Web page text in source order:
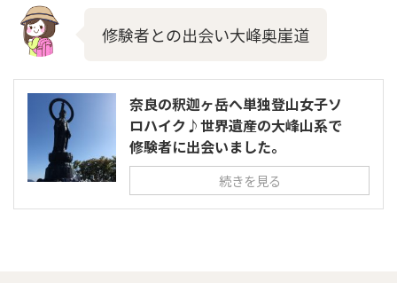
修験者との出会い大峰奥崖道
奈良の釈迦ヶ岳へ単独登山女子ソ
ロハイク♪世界遺産の大峰山系で
修験者に出会いました。
続きを見る